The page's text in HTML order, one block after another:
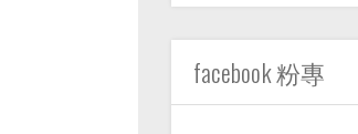
facebook 粉專